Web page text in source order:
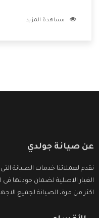
دون اى ازعاج كما أننا
مشاهدة المزيد
عن صيانة جولدي
نقدم لعملائنا خدمات الصيانة
الغيار الاصلية لضمان جودتها
اكثر من مرة، الصيانة لجميع